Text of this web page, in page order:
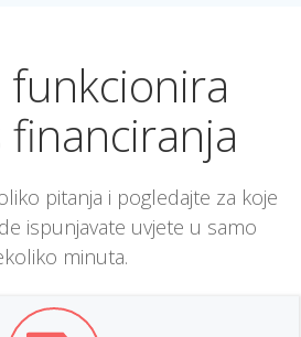
funkcionira
financiranja
pitanja i pogledajte za koje
ispunjavate uvjete u samo
minuta.